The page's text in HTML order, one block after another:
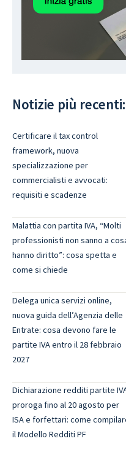
Notizie più recenti:
Certificare il tax control
framework, nuova
specializzazione per
commercialisti e avvocati:
requisiti e scadenze
Malattia con partita IVA, “Molti
professionisti non sanno a
hanno diritto”: cosa spetta e
come si chiede
Delega unica servizi online,
nuova guida dell’Agenzia delle
Entrate: cosa devono fare le
partite IVA entro il 28 febbraio
2027
Dichiarazione redditi partite
proroga fino al 20 agosto per
ISA e forfettari: come
il Modello Redditi PF